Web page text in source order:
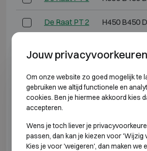
De Raat PT 2 H450 B450
De Raat PT 7 H700 B500
De Raat ET 0 H250 B350
Jouw privacyvoorkeuren
Om onze website zo goed mogelijk te
gebruiken we altijd functionele en
cookies. Ben je hiermee akkoord kies
accepteren.
Wens je toch liever je
passen, dan kan je kiezen voor 'Wijzig
Kies je voor 'weigeren', dan maken we